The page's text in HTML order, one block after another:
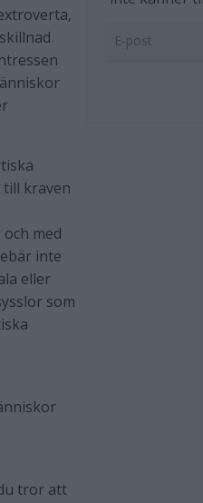
till kraven
med
inte
eller
som
tror att